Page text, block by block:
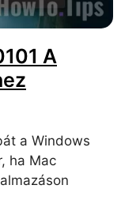
A
a Windows
ha Mac